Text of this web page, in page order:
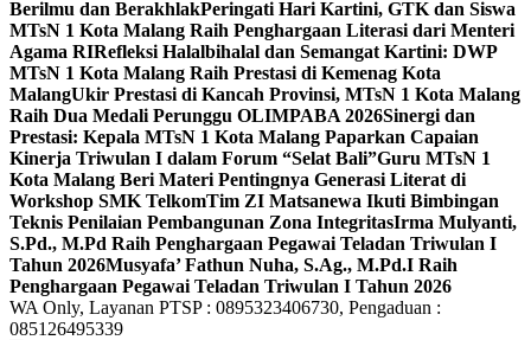
Berilmu dan BerakhlakPeringati Hari Kartini, GTK dan Siswa
MTsN 1 Kota Malang Raih Penghargaan Literasi dari Menteri
Agama RIRefleksi Halalbihalal dan Semangat Kartini: DWP
MTsN 1 Kota Malang Raih Prestasi di Kemenag Kota
MalangUkir Prestasi di Kancah Provinsi, MTsN 1 Kota Malang
Raih Dua Medali Perunggu OLIMPABA 2026Sinergi dan
Prestasi: Kepala MTsN 1 Kota Malang Paparkan Capaian
Kinerja Triwulan I dalam Forum “Selat Bali”Guru MTsN 1
Kota Malang Beri Materi Pentingnya Generasi Literat di
Workshop SMK TelkomTim ZI Matsanewa Ikuti Bimbingan
Teknis Penilaian Pembangunan Zona IntegritasIrma Mulyanti,
S.Pd., M.Pd Raih Penghargaan Pegawai Teladan Triwulan I
Tahun 2026Musyafa’ Fathun Nuha, S.Ag., M.Pd.I Raih
Penghargaan Pegawai Teladan Triwulan I Tahun 2026
WA Only, Layanan PTSP : 0895323406730, Pengaduan :
085126495339